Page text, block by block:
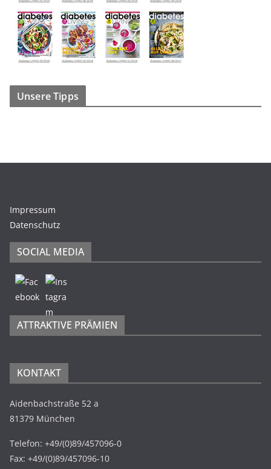
Unsere Tipps
Impressum
Datenschutz
SOCIAL MEDIA
ATTRAKTIVE PRÄMIEN
KONTAKT
Aidenbachstraße 52 a
81379 München
Telefon: +49/(0)89/457096-0
Fax: +49/(0)89/457096-10